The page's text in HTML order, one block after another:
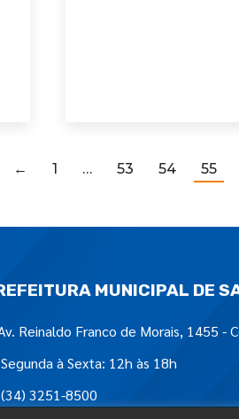
← 1 … 53 54 55
MUNICIPAL DE
Reinaldo Franco de Morais, 1455 -
à Sexta: 12h às 18h
3251-8500